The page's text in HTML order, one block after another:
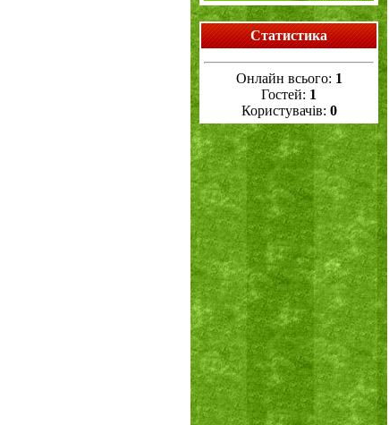
Статистика
Онлайн всього: 1
Гостей: 1
Користувачів: 0